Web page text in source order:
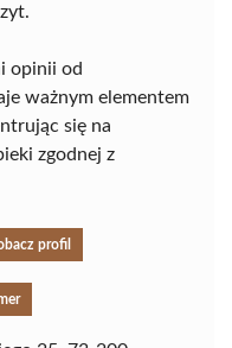
opinii od
ważnym elementem
się na
zgodnej z
profil